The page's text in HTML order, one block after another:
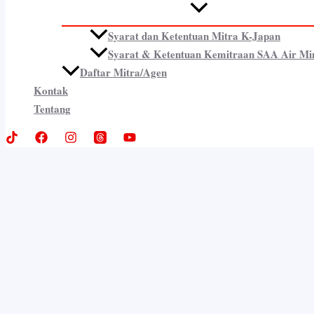
Syarat dan Ketentuan Mitra K-Japan
Syarat & Ketentuan Kemitraan SAA Air
Daftar Mitra/Agen
Kontak
Tentang